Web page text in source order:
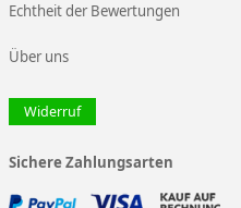
Echtheit der Bewertungen
Über uns
Widerruf
Sichere Zahlungsarten